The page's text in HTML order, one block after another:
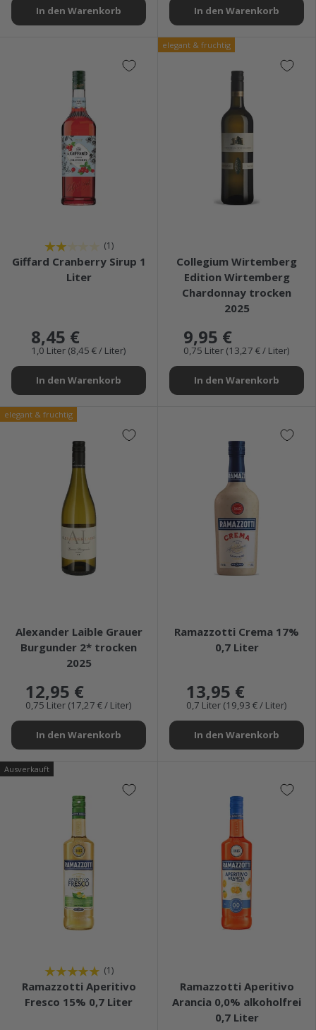
In den Warenkorb In den Warenkorb
★★★★★ (1)
Giffard Cranberry Sirup 1
Liter
8,45 €
1,0 Liter (8,45 € / Liter)
In den Warenkorb
elegant & fruchtig
Collegium Wirtemberg
Edition Wirtemberg
Chardonnay trocken
2025
9,95 €
0,75 Liter (13,27 € / Liter)
In den Warenkorb
elegant & fruchtig
Alexander Laible Grauer
Burgunder 2* trocken
2025
12,95 €
0,75 Liter (17,27 € / Liter)
In den Warenkorb
Ramazzotti Crema 17%
0,7 Liter
13,95 €
0,7 Liter (19,93 € / Liter)
In den Warenkorb
Ausverkauft
★★★★★ (1)
Ramazzotti Aperitivo
Fresco 15% 0,7 Liter
Ramazzotti Aperitivo
Arancia 0,0% alkoholfrei
0,7 Liter